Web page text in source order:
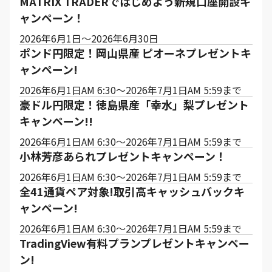
ャンペーン！
2026年6月1日～2026年6月30日
ポンド円限定！岡山県産 ピオーネプレゼントキ
ャンペーン!
2026年6月1日AM 6:30～2026年7月1日AM 5:59まで
豪ドル円限定！徳島県産「幸水」梨プレゼント
キャンペーン!!
2026年6月1日AM 6:30～2026年7月1日AM 5:59まで
小林芳彦あられプレゼントキャンペーン！
2026年6月1日AM 6:30～2026年7月1日AM 5:59まで
全41通貨ペア対象!取引高キャッシュバックキ
ャンペーン!
2026年6月1日AM 6:30～2026年7月1日AM 5:59まで
TradingView有料プランプレゼントキャンペー
ン!